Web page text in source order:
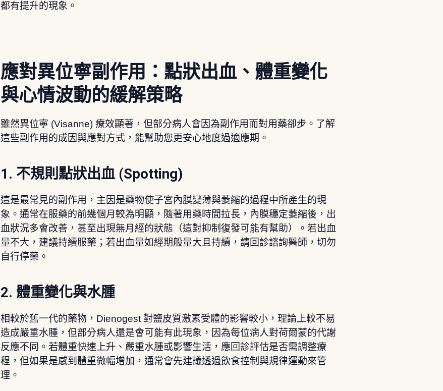
都有提升的現象。
應對異位寧副作用：點狀出血、體重變化
與心情波動的緩解策略
雖然異位寧 (Visanne) 療效顯著，但部分病人會因為副作用而對用藥卻步。了解
這些副作用的成因與應對方式，能幫助您更安心地度過適應期。
1. 不規則點狀出血 (Spotting)
這是最常見的副作用，主因是藥物使子宮內膜變薄與萎縮的過程中所產生的現
象。通常在服藥的前幾個月較為明顯，隨著用藥時間拉長，內膜穩定萎縮後，出
血狀況多會改善，甚至出現無月經的狀態（這對抑制復發可能有幫助）。若出血
量不大，建議持續服藥；若出血量如經期般量大且持續，請回診諮詢醫師，切勿
自行停藥。
2. 體重變化與水腫
相較於舊一代的藥物，Dienogest 對鹽皮質激素受體的影響較小，理論上較不易
造成嚴重水腫，但部分病人還是會可能有此現象，因為每位病人對荷爾蒙的代謝
反應不同。若體重快速上升、嚴重水腫或影響生活，應回診評估是否需調整療
程，但如果是感到體重微幅增加，通常會先建議透過飲食控制與規律運動來管
理。